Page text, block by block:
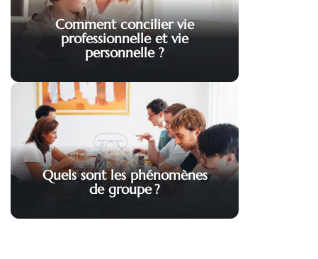
Comment concilier vie
professionnelle et vie
personnelle ?
Quels sont les phénomènes
de groupe ?